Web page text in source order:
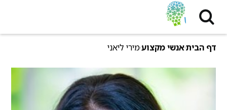
דף הביתאנשי מקצועמירי ליאני